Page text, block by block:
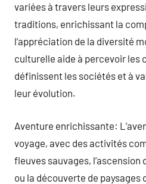
variées à travers leurs
traditions, enrichissant la
l’appréciation de la diversité
culturelle aide à percevoir les
définissent les sociétés et à
leur évolution.
Aventure enrichissante:
voyage, avec des activités
fleuves sauvages,
ou la découverte de paysages